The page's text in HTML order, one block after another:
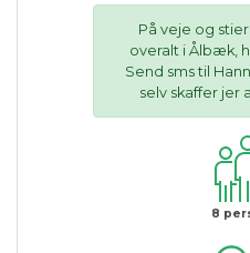
På veje og
overalt i Ålbæk,
Send sms til
selv skaffer jer
8